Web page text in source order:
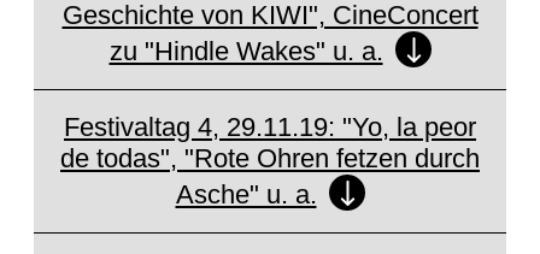
Geschichte von KIWI", CineConcert
zu "Hindle Wakes" u. a.
Festivaltag 4, 29.11.19: "Yo, la peor
de todas", "Rote Ohren fetzen durch
Asche" u. a.